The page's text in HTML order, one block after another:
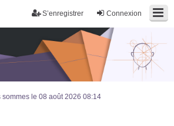
Connexion
S’enregistrer
sommes le 08 août 2026 08:14